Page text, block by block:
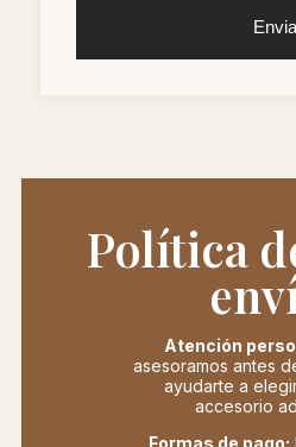
Política
Atención
asesoramos antes
ayudarte a
accesorio
Formas de pago: